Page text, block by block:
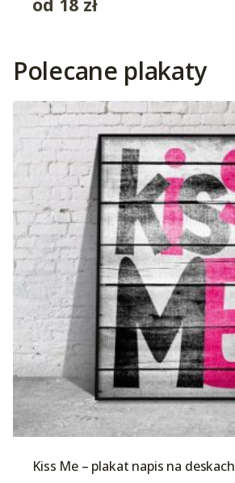
Polecane plakaty
Kiss Me – plakat napis na deskach